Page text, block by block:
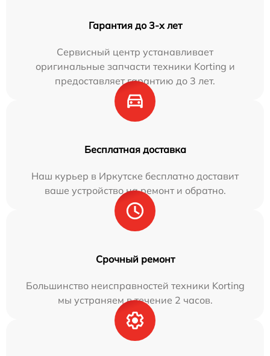
Гарантия до 3-х лет
Сервисный центр устанавливает
оригинальные запчасти техники Korting и
предоставляет гарантию до 3 лет.
Бесплатная доставка
Наш курьер в Иркутске бесплатно доставит
ваше устройство на ремонт и обратно.
Срочный ремонт
Большинство неисправностей техники Korting
мы устраняем в течение 2 часов.